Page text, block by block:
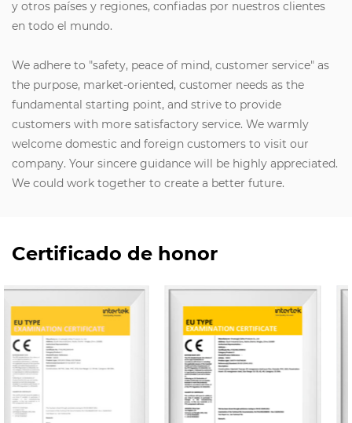
y otros países y regiones, confiadas por nuestros clientes
en todo el mundo.
We adhere to "safety, peace of mind, customer service" as
the purpose, market-oriented, customer needs as the
fundamental starting point, and strive to provide
customers with more satisfactory service. We warmly
welcome domestic and foreign customers to visit our
company. Your sincere guidance will be highly appreciated.
We could work together to create a better future.
Certificado de honor